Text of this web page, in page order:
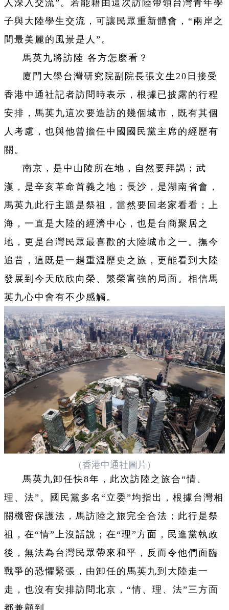
人深入交流”。若能藉由這次訪陸帶領台灣青年學
子與大陸學生交流，可讓民眾重新體會，“兩岸之
間最美麗的風景是人”。
馬英九將訪陸 各方怎麼看？
廈門大學台灣研究院副院長張文生20日接受
香港中通社記者訪問時表示，根據已披露的行程
安排，馬英九這次要造訪的幾個城市，既有其個
人考慮，也與他曾擔任中國國民黨主席的經歷有
關。
南京，是中山陵所在地，自然要拜謁；武
漢，是辛亥革命首義之地；長沙，是湖南省會，
馬英九此行主題是祭祖，當然要回老家看看；上
海，一直是大陸的經濟中心，也是台商聚居之
地，更是台灣民眾最喜歡的大陸城市之一。撫今
追昔，這既是一趟重溫歷史之旅，更能看到大陸
發展到今天欣欣向榮、繁榮富強的局面。相信馬
英九心中會有不少感觸。
（香港中通社圖片）
馬英九卸任快8年，此次訪陸之旅合“情、
理、法”。國民黨多名“立委”均指出，根據台灣相
關機密保護法，馬訪陸之旅完全合法；此行是祭
祖，在“情”上沒話說；在“理”方面，民進黨執政
後，無法為台灣民眾帶來和平，反而令他們面臨
戰爭的恐懼緊張，由卸任的馬英九到大陸走一
走，也沒有安排訪問北京，“情、理、法”三方面